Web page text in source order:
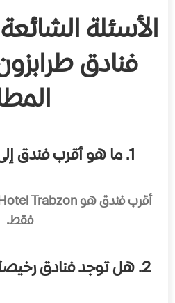
الأسئلة
فنادق
1. ما هو أقرب فندق إلى مطار طرابزون؟
فقط.
2. هل توجد فنادق رخيصة قريبة من المطار؟